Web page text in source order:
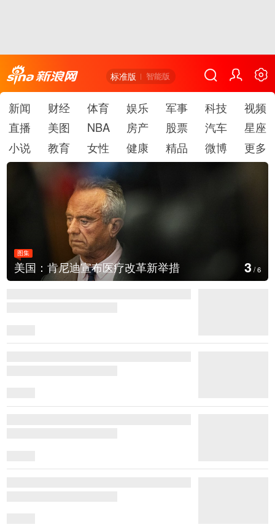
标准版 智能版
新闻 财经 体育 娱乐 军事 科技
视频
直播
美图 NBA 房产 股票 汽车
星座
小说
教育 女性 健康 精品 微博 更多
图集
美国：肯尼迪宣布医疗改革新举措 3 /6